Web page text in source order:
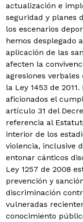
actualización e
seguridad y planes
los escenarios
hemos desplegado
aplicación de las
afecten la
agresiones
la Ley 1453 de 2011.
aficionados el
artículo 31 del
referencia al
interior de los
violencia, inclusive
entonar cánticos
Ley 1257 de 2008
prevención y
discriminación
vulneradas
conocimiento